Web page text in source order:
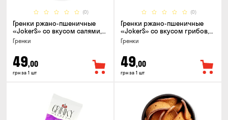
(0)
Гренки ржано-пшеничные
«JokerS» со вкусом салями,
80г
Гренки
49,00
грн за 1 шт
(0)
Гренки ржано-пшеничные
«JokerS» со вкусом грибов,
80г
Гренки
49,00
грн за 1 шт